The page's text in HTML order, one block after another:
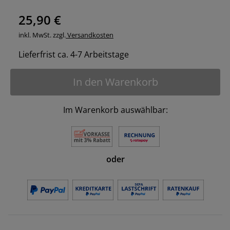
25,90 €
inkl. MwSt. zzgl.Versandkosten
Lieferfrist ca. 4-7 Arbeitstage
In den Warenkorb
Im Warenkorb auswählbar:
oder